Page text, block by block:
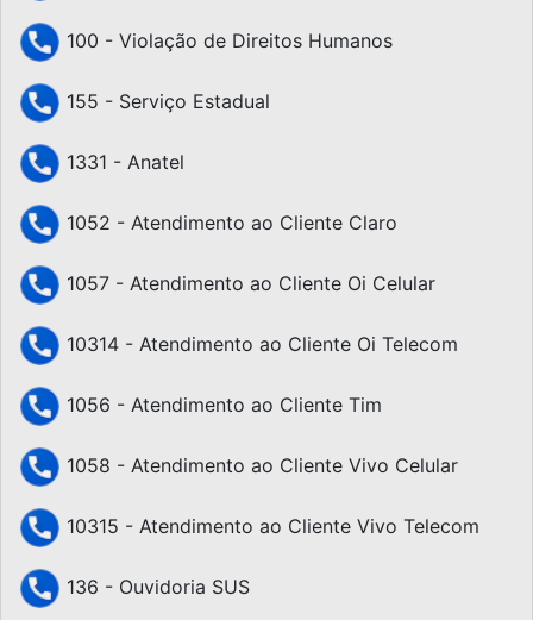
100 - Violação de Direitos Humanos
155 - Serviço Estadual
1331 - Anatel
1052 - Atendimento ao Cliente Claro
1057 - Atendimento ao Cliente Oi Celular
10314 - Atendimento ao Cliente Oi Telecom
1056 - Atendimento ao Cliente Tim
1058 - Atendimento ao Cliente Vivo Celular
10315 - Atendimento ao Cliente Vivo Telecom
136 - Ouvidoria SUS